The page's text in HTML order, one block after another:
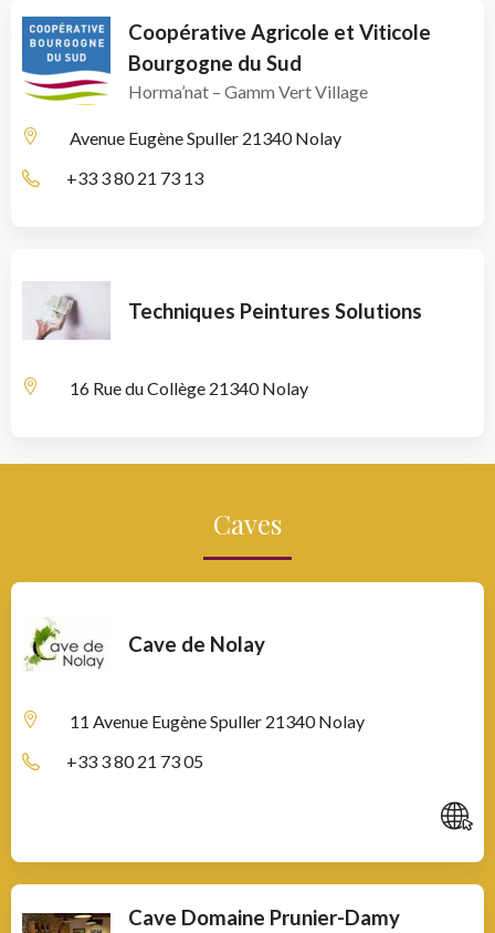
Coopérative Agricole et Viticole
Bourgogne du Sud
Horma’nat – Gamm Vert Village
Avenue Eugène Spuller 21340 Nolay
+33 3 80 21 73 13
Techniques Peintures Solutions
16 Rue du Collège 21340 Nolay
Caves
Cave de Nolay
11 Avenue Eugène Spuller 21340 Nolay
+33 3 80 21 73 05
Cave Domaine Prunier-Damy